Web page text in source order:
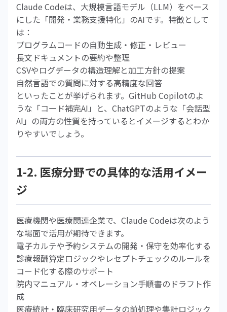
Claude Codeは、大規模言語モデル（LLM）をベース
にした「開発・業務支援特化」のAIです。特徴として
は：
プログラムコードの自動生成・修正・レビュー
長文ドキュメントの要約や整理
CSVやログデータの構造理解と加工方針の提案
自然言語での質問に対する高精度な回答
といったことが挙げられます。GitHub Copilotのよ
うな「コード補完AI」と、ChatGPTのような「会話型
AI」の両方の性質を持っているとイメージするとわか
りやすいでしょう。
1-2. 医療分野での具体的な活用イメー
ジ
医療機関や医療関連企業で、Claude Codeは次のよう
な場面で活用が期待できます。
電子カルテや予約システムの開発・保守を効率化する
診療報酬算定ロジックやレセプトチェックのルールを
コード化する際のサポート
院内マニュアル・オペレーション手順書のドラフト作
成
医療統計・臨床研究用データの前処理や集計ロジック